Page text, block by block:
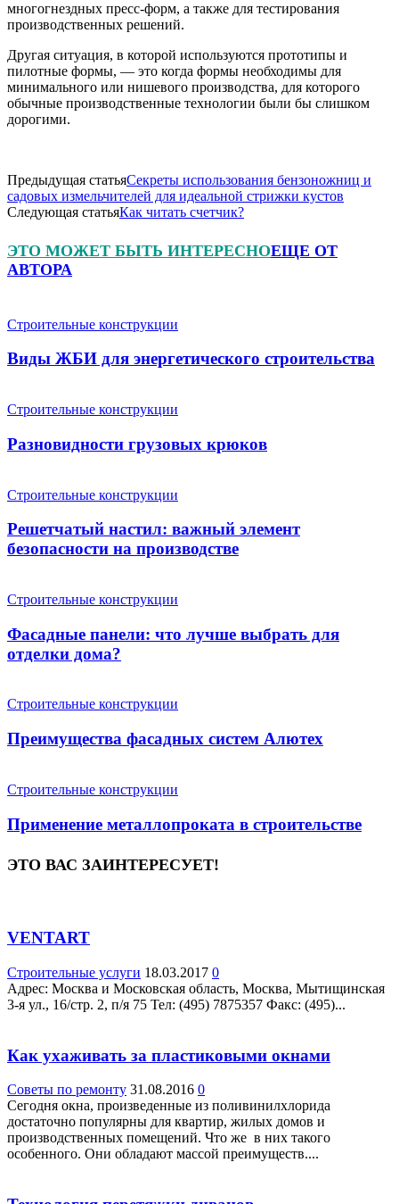
многогнездных пресс-форм, а также для тестирования
производственных решений.
Другая ситуация, в которой используются прототипы и
пилотные формы, — это когда формы необходимы для
минимального или нишевого производства, для которого
обычные производственные технологии были бы слишком
дорогими.
Предыдущая статьяСекреты использования бензоножниц и
садовых измельчителей для идеальной стрижки кустов
Следующая статьяКак читать счетчик?
ЭТО МОЖЕТ БЫТЬ ИНТЕРЕСНОЕЩЕ ОТ
АВТОРА
Строительные конструкции
Виды ЖБИ для энергетического строительства
Строительные конструкции
Разновидности грузовых крюков
Строительные конструкции
Решетчатый настил: важный элемент
безопасности на производстве
Строительные конструкции
Фасадные панели: что лучше выбрать для
отделки дома?
Строительные конструкции
Преимущества фасадных систем Алютех
Строительные конструкции
Применение металлопроката в строительстве
ЭТО ВАС ЗАИНТЕРЕСУЕТ!
VENTART
Строительные услуги 18.03.2017 0
Адрес: Москва и Московская область, Москва, Мытищинская
3-я ул., 16/стр. 2, п/я 75 Teл: (495) 7875357 Факс: (495)...
Как ухаживать за пластиковыми окнами
Советы по ремонту 31.08.2016 0
Сегодня окна, произведенные из поливинилхлорида
достаточно популярны для квартир, жилых домов и
производственных помещений. Что же в них такого
особенного. Они обладают массой преимуществ....